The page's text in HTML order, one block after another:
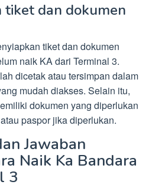
tiket dan dokumen
tiket dan dokumen
naik KA dari Terminal 3.
dicetak atau tersimpan dalam
mudah diakses. Selain itu,
dokumen yang diperlukan
paspor jika diperlukan.
Jawaban
Naik Ka Bandara
3